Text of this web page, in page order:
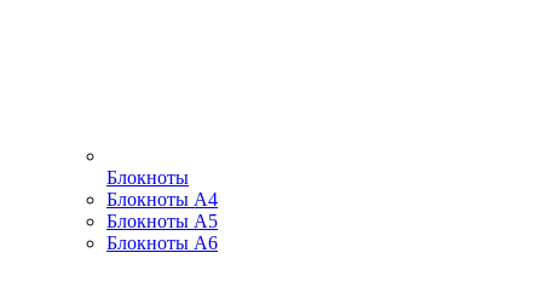
Блокноты
Блокноты А4
Блокноты А5
Блокноты А6